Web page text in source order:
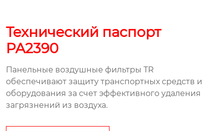
Технический паспорт
PA2390
Панельные воздушные фильтры TR
обеспечивают защиту транспортных средств и
оборудования за счет эффективного удаления
загрязнений из воздуха.